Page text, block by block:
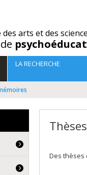
des arts et des
LA RECHERCHE
Des thèses